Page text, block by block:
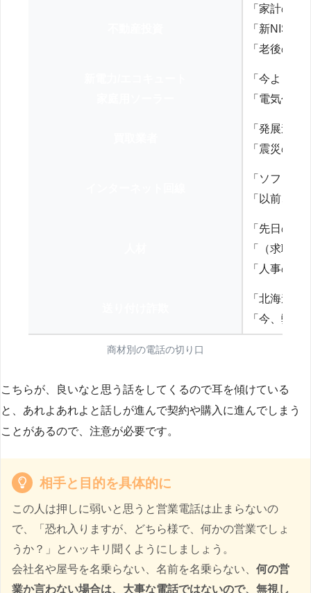
「家計の見
「新NISA
「老後の
「今より
「電気代を
「発展途
「震災の
「ソフト
「以前、
「先日の
「（求職
「人事の方
「北海道
「今、弊
商材別の電話の切り口
こちらが、良いなと思う話をしてくるので耳を傾けている
と、あれよあれよと話しが進んで契約や購入に進んでしまう
ことがあるので、注意が必要です。
相手と目的を具体的に
この人は押しに弱いと思うと営業電話は止まらないの
で、「恐れ入りますが、どちら様で、何かの営業でしょ
うか？」とハッキリ聞くようにしましょう。
会社名や屋号を名乗らない、名前を名乗らない、 何の営
業か言わない場合は、大事な電話ではないので、無視し